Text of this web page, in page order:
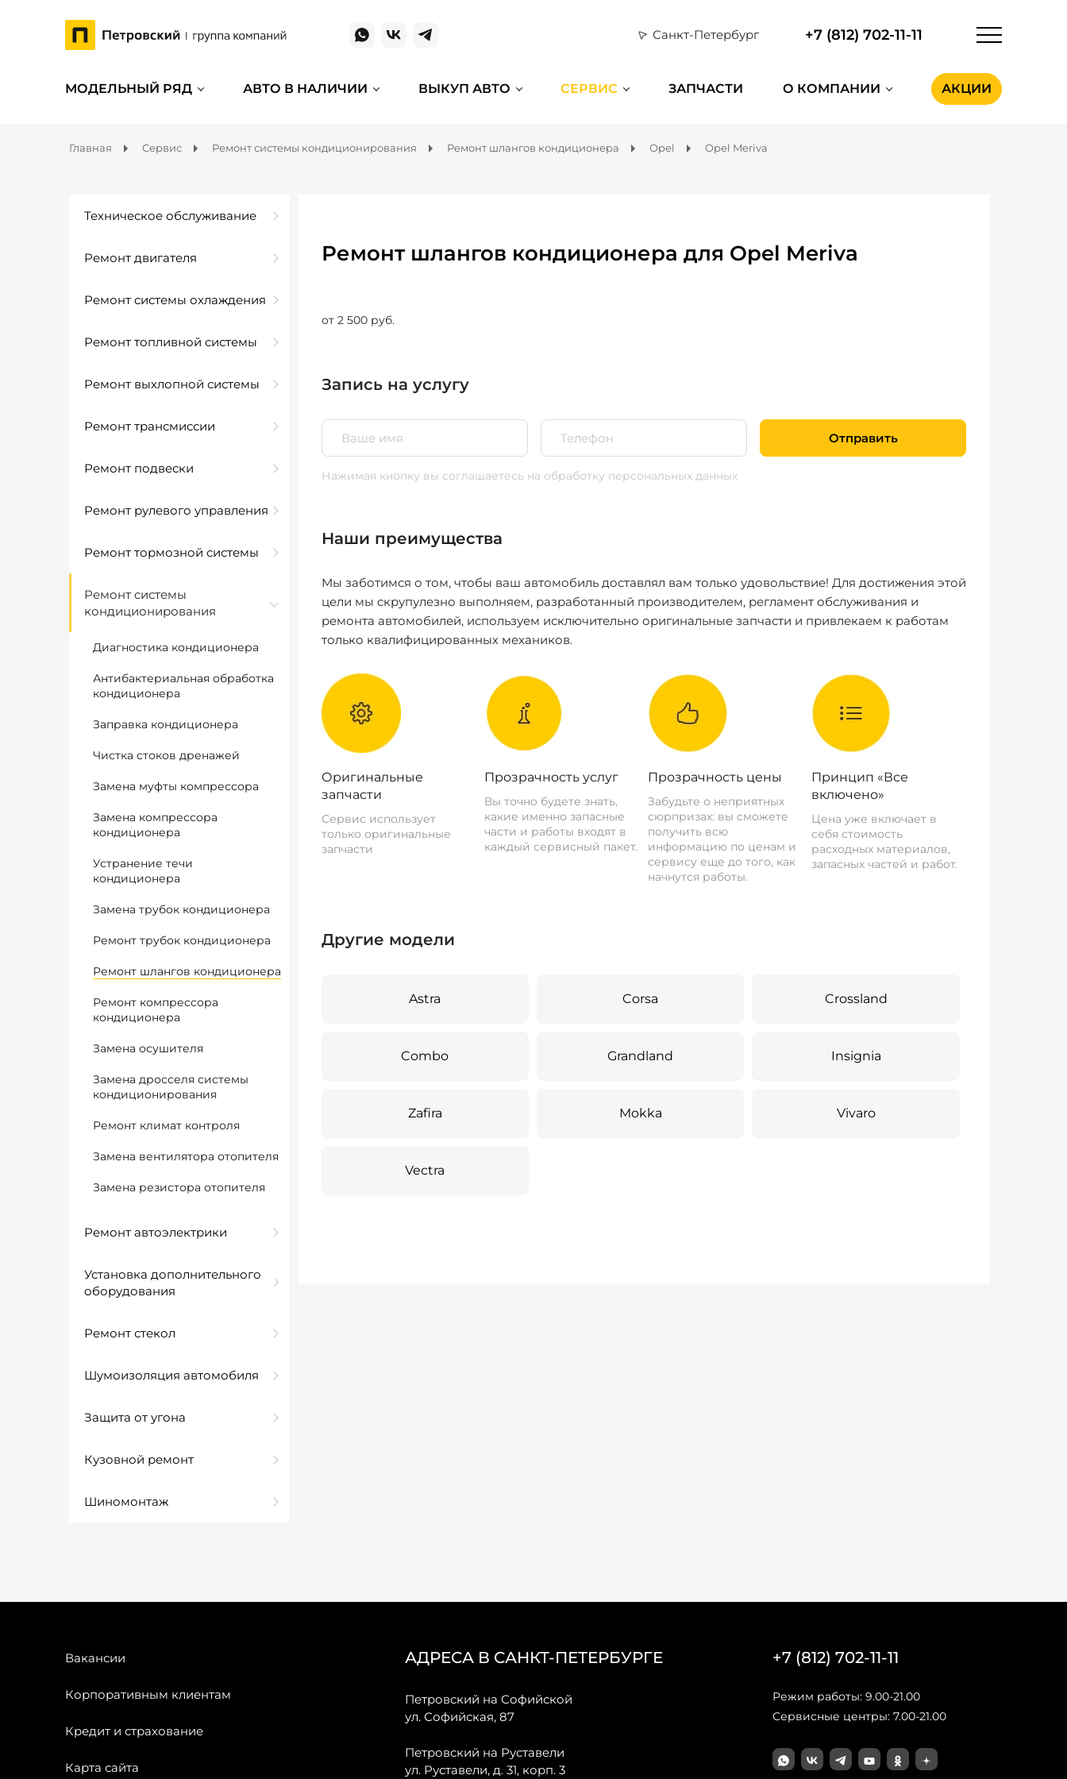
Санкт-Петербург +7 (812) 702-11-11
МОДЕЛЬНЫЙ РЯД АВТО В НАЛИЧИИ ВЫКУП АВТО СЕРВИС ЗАПЧАСТИ О КОМПАНИИ АКЦИИ
Главная Сервис Ремонт системы кондиционирования Ремонт шлангов кондиционера Opel Opel Meriva
Техническое обслуживание
Ремонт двигателя
Ремонт системы охлаждения
Ремонт топливной системы
Ремонт выхлопной системы
Ремонт трансмиссии
Ремонт подвески
Ремонт рулевого управления
Ремонт тормозной системы
Ремонт системы
кондиционирования
Диагностика кондиционера
Антибактериальная обработка
кондиционера
Заправка кондиционера
Чистка стоков дренажей
Замена муфты компрессора
Замена компрессора
кондиционера
Устранение течи
кондиционера
Замена трубок кондиционера
Ремонт трубок кондиционера
Ремонт шлангов кондиционера
Ремонт компрессора
кондиционера
Замена осушителя
Замена дросселя системы
кондиционирования
Ремонт климат контроля
Замена вентилятора отопителя
Замена резистора отопителя
Ремонт автоэлектрики
Установка дополнительного
оборудования
Ремонт стекол
Шумоизоляция автомобиля
Защита от угона
Кузовной ремонт
Шиномонтаж
Ремонт шлангов кондиционера для Opel Meriva
от 2 500 руб.
Запись на услугу
Отправить
Нажимая кнопку вы соглашаетесь на обработку персональных данных
Наши преимущества
Мы заботимся о том, чтобы ваш автомобиль доставлял вам только удовольствие! Для достижения этой
цели мы скрупулезно выполняем, разработанный производителем, регламент обслуживания и
ремонта автомобилей, используем исключительно оригинальные запчасти и привлекаем к работам
только квалифицированных механиков.
Оригинальные
запчасти
Сервис использует
только оригинальные
запчасти
Прозрачность услуг
Вы точно будете знать,
какие именно запасные
части и работы входят в
каждый сервисный пакет.
Прозрачность цены
Забудьте о неприятных
сюрпризах: вы сможете
получить всю
информацию по ценам и
сервису еще до того, как
начнутся работы.
Принцип «Все
включено»
Цена уже включает в
себя стоимость
расходных материалов,
запасных частей и работ.
Другие модели
Astra Corsa Crossland
Combo Grandland Insignia
Zafira Mokka Vivaro
Vectra
Вакансии
Корпоративным клиентам
Кредит и страхование
Карта сайта
АДРЕСА В САНКТ-ПЕТЕРБУРГЕ
Петровский на Софийской
ул. Софийская, 87
Петровский на Руставели
ул. Руставели, д. 31, корп. 3
+7 (812) 702-11-11
Режим работы: 9.00-21.00
Сервисные центры: 7.00-21.00